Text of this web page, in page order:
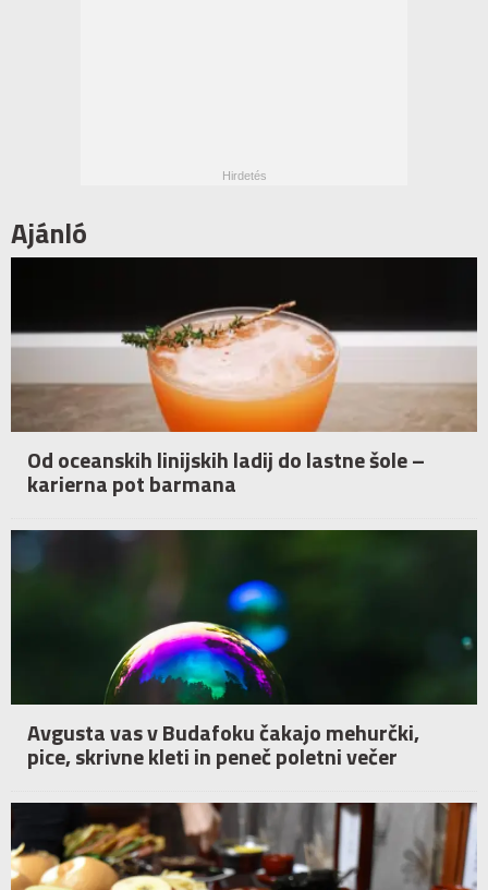
Ajánló
Od oceanskih linijskih ladij do lastne šole –
karierna pot barmana
Avgusta vas v Budafoku čakajo mehurčki,
pice, skrivne kleti in peneč poletni večer